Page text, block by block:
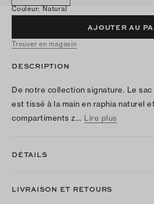
Couleur: Natural
AJOUTER AU
Trouver en magasin
DESCRIPTION
De notre collection signature. Le
est tissé à la main en raphia naturel
compartiments z… Lire plus
DÉTAILS
LIVRAISON ET RETOURS